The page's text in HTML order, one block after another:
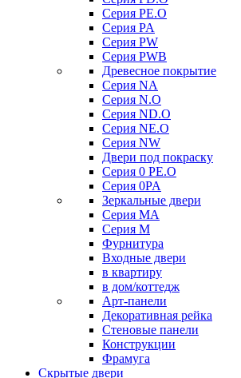
Серия PE.O
Серия PA
Серия PW
Серия PWB
Древесное покрытие
Серия NA
Серия N.O
Серия ND.O
Серия NE.O
Серия NW
Двери под покраску
Серия 0 PE.O
Серия 0PA
Зеркальные двери
Серия MA
Серия M
Фурнитура
Входные двери
в квартиру
в дом/коттедж
Арт-панели
Декоративная рейка
Стеновые панели
Конструкции
Фрамуга
Скрытые двери